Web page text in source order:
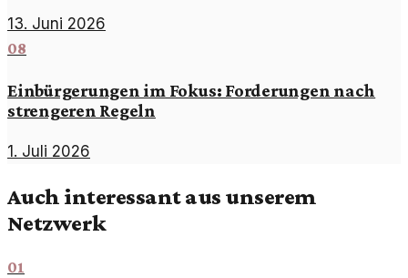
13. Juni 2026
08
Einbürgerungen im Fokus: Forderungen nach
strengeren Regeln
1. Juli 2026
Auch interessant aus unserem
Netzwerk
01